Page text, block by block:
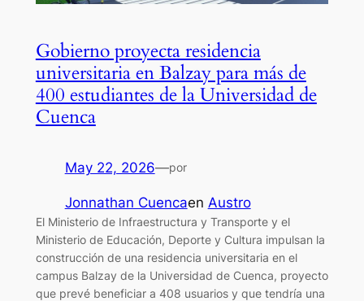
Gobierno proyecta residencia
universitaria en Balzay para más de
400 estudiantes de la Universidad de
Cuenca
May 22, 2026—por
Jonnathan Cuencaen Austro
El Ministerio de Infraestructura y Transporte y el
Ministerio de Educación, Deporte y Cultura impulsan la
construcción de una residencia universitaria en el
campus Balzay de la Universidad de Cuenca, proyecto
que prevé beneficiar a 408 usuarios y que tendría una